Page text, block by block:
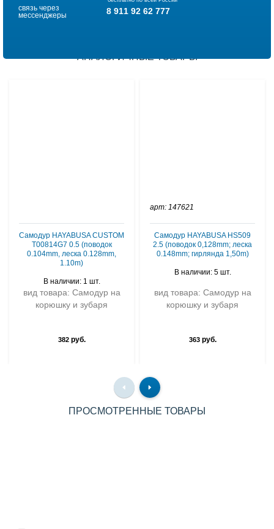
связь через
мессенджеры
8 911 92 62 777
АНАЛОГИЧНЫЕ ТОВАРЫ
Самодур HAYABUSA CUSTOM
T00814G7 0.5 (поводок
0.104mm, леска 0.128mm,
1.10m)
В наличии: 1 шт.
вид товара: Самодур на
корюшку и зубаря
382руб.
арт: 147621
Самодур HAYABUSA HS509
2.5 (поводок 0,128mm; леска
0.148mm; гирлянда 1,50m)
В наличии: 5 шт.
вид товара: Самодур на
корюшку и зубаря
363руб.
ПРОСМОТРЕННЫЕ ТОВАРЫ